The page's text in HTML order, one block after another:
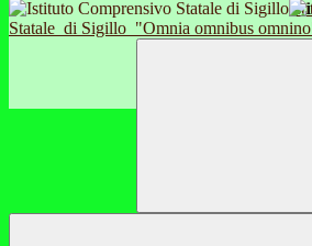
Statale di Sigillo "Omnia omnibus